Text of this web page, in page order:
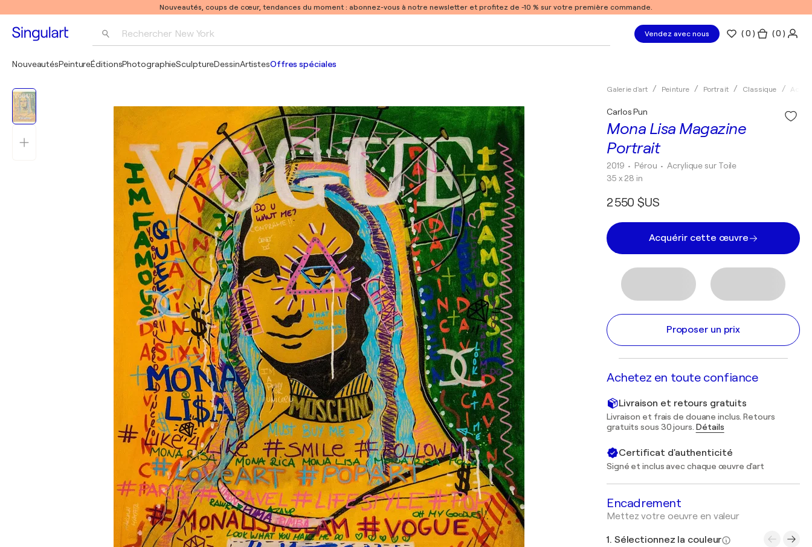
Nouveautés, coups de cœur, tendances du moment : abonnez-vous à notre newsletter et profitez de -10 % sur votre première commande.
Rechercher New York
Pablo Picasso
Vendez avec nous (0 ) ( 0 )
NouveautésPeintureÉditionsPhotographieSculptureDessinArtistesOffres spéciales
Galerie d'art Peinture Portrait Classique
Mona Lisa Magazine
Portrait
Carlos Pun
2019 • Pérou •Acrylique sur Toile
35 x 28 in
2 550 $US
Acquérir cette œuvre
Proposer un prix
Achetez en toute confiance
Livraison et retours gratuits
Livraison et frais de douane inclus. Retours
gratuits sous 30 jours. Détails
Certificat d'authenticité
Signé et inclus avec chaque œuvre d'art
Encadrement
Mettez votre oeuvre en valeur
1. Sélectionnez la couleur